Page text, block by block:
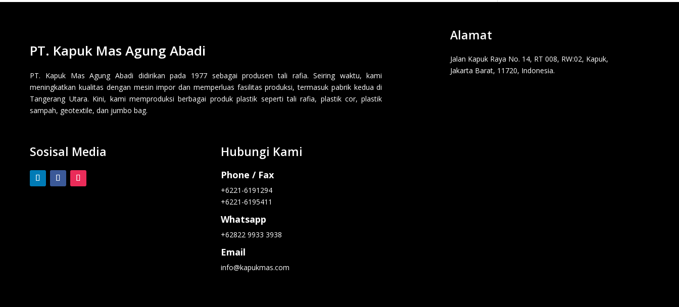
PT. Kapuk Mas Agung Abadi
PT. Kapuk Mas Agung Abadi didirikan pada 1977 sebagai produsen tali rafia. Seiring waktu, kami
meningkatkan kualitas dengan mesin impor dan memperluas fasilitas produksi, termasuk pabrik kedua di
Tangerang Utara. Kini, kami memproduksi berbagai produk plastik seperti tali rafia, plastik cor, plastik
sampah, geotextile, dan jumbo bag.
Sosisal Media Hubungi Kami
Phone / Fax
+6221-6191294
+6221-6195411
Whatsapp
+62822 9933 3938
Email
info@kapukmas.com
Alamat
Jalan Kapuk Raya No. 14, RT 008, RW:02, Kapuk,
Jakarta Barat, 11720, Indonesia.